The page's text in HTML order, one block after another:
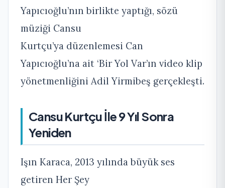
Yapıcıoğlu’nın birlikte yaptığı, sözü
müziği Cansu
Kurtçu’ya düzenlemesi Can
Yapıcıoğlu’na ait ‘Bir Yol Var’ın video klip
yönetmenliğini Adil Yirmibeş gerçekleşti.
Cansu Kurtçu İle 9 Yıl Sonra
Yeniden
Işın Karaca, 2013 yılında büyük ses
getiren Her Şey